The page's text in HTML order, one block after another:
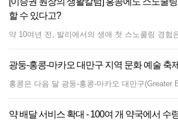
할 수 있다고?
광둥-홍콩-마카오 대만구 지역 문화 예술 축
약 배달 서비스 확대 - 100여 개 약국에서 수